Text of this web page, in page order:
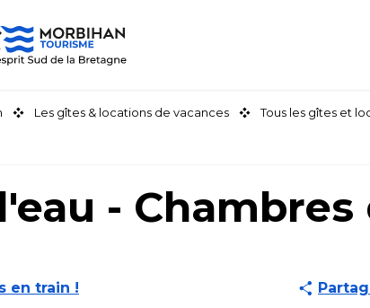
Les gîtes & locations de vacances
Tous les gîtes et
-
en train !